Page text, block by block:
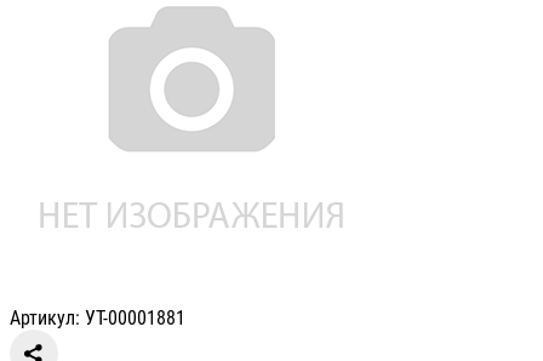
Артикул: УТ-00001881